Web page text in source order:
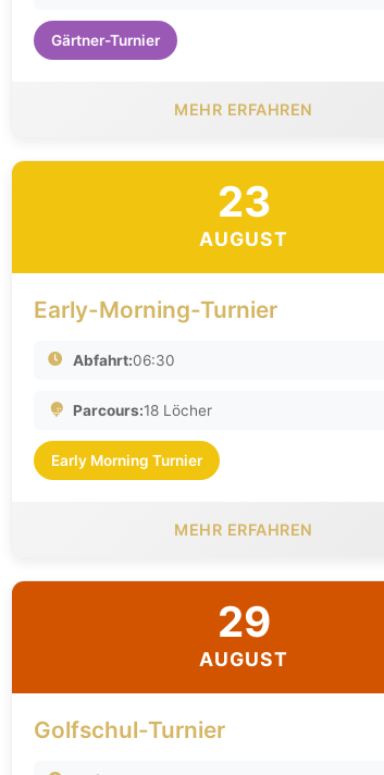
Gärtner-Turnier
MEHR ERFAHREN
23
AUGUST
Early-Morning-Turnier
Abfahrt:06:30
Parcours:18 Löcher
Early Morning Turnier
MEHR ERFAHREN
29
AUGUST
Golfschul-Turnier